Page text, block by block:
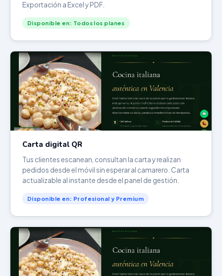
Exportación a Excel y PDF.
Disponible en: Todos los planes
Carta digital QR
Tus clientes escanean, consultan la carta y realizan
pedidos desde el móvil sin esperar al camarero. Carta
actualizable al instante desde el panel de gestión.
Disponible en: Profesional y Premium